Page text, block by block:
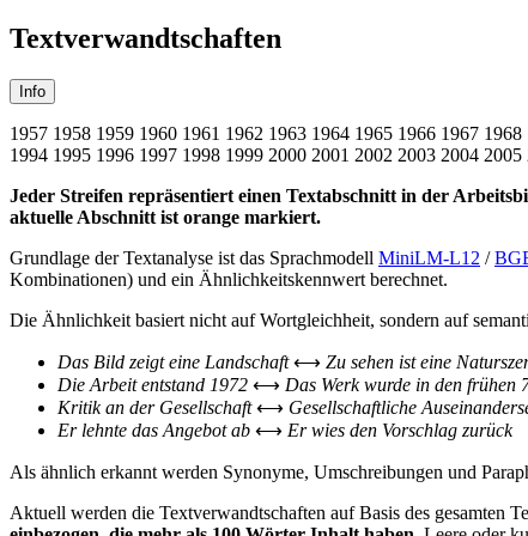
Textverwandtschaften
Info
1957 1958 1959 1960 1961 1962 1963 1964 1965 1966 1967 1968
1994 1995 1996 1997 1998 1999 2000 2001 2002 2003 2004 2005
Jeder Streifen repräsentiert einen Textabschnitt in der
aktuelle Abschnitt ist orange markiert.
Grundlage der Textanalyse ist das Sprachmodell MiniLM-L12 /
Kombinationen) und ein Ähnlichkeitskennwert berechnet.
Die Ähnlichkeit basiert nicht auf Wortgleichheit, sondern auf
Das Bild zeigt eine Landschaft⟷ Zu sehen ist eine
Die Arbeit entstand 1972 ⟷ Das Werk wurde in den frühen
Kritik an der Gesellschaft⟷ Gesellschaftliche
Er lehnte das Angebot ab ⟷ Er wies den Vorschlag zurück
Als ähnlich erkannt werden Synonyme, Umschreibungen und
Aktuell werden die Textverwandtschaften auf Basis des gesamten